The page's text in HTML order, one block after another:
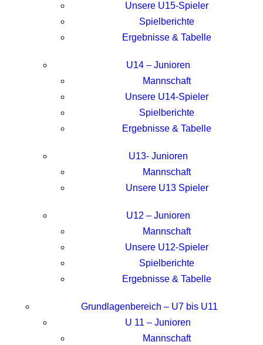
Unsere U15-Spieler
Spielberichte
Ergebnisse & Tabelle
U14 – Junioren
Mannschaft
Unsere U14-Spieler
Spielberichte
Ergebnisse & Tabelle
U13- Junioren
Mannschaft
Unsere U13 Spieler
U12 – Junioren
Mannschaft
Unsere U12-Spieler
Spielberichte
Ergebnisse & Tabelle
Grundlagenbereich – U7 bis U11
U 11 – Junioren
Mannschaft